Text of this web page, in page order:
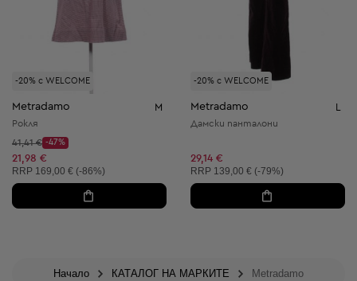
-20% с WELCOME
Metradamo M
Рокля
Начална цена:
41,41 €
Discount Price:
-47%
Намалена цена:
21,98 €
Препоръчителна цена:
RRP 169,00 € (-86%)
-20% с WELCOME
Metradamo
Дамски панталони
29,14 €
Препоръчителна цена:
RRP 139,00 € (-79%)
Начало КАТАЛОГ НА МАРКИТЕ Metradamo